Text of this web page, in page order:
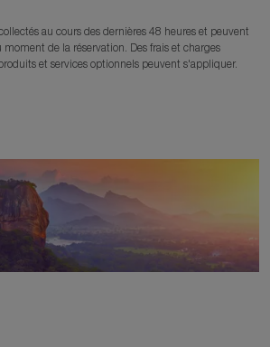
au cours des dernières 48 heures et peuvent
de la réservation. Des frais et charges
et services optionnels peuvent s'appliquer.